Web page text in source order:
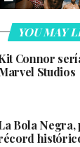
YOU MAY
Connor
Studios
Bola Negra,